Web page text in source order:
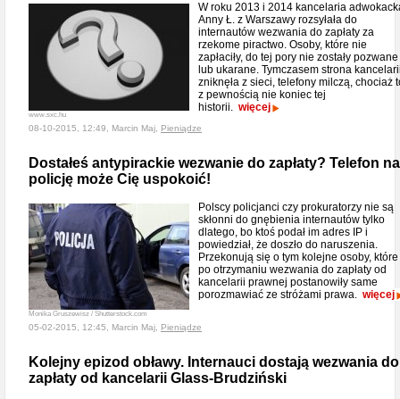
www.sxc.hu
W roku 2013 i 2014 kancelaria
Anny Ł. z Warszawy rozsyłała do
internautów wezwania do zapłaty za
rzekome piractwo. Osoby, które nie
zapłaciły, do tej pory nie zostały pozwane
lub ukarane. Tymczasem strona
zniknęła z sieci, telefony milczą, chociaż
z pewnością nie koniec tej
historii. więcej
08-10-2015, 12:49, Marcin Maj, Pieniądze
Dostałeś antypirackie wezwanie do zapłaty? Telefon na
policję może Cię uspokoić!
Monika Gruszewisz / Shutterstock.com
Polscy policjanci czy prokuratorzy nie są
skłonni do gnębienia internautów tylko
dlatego, bo ktoś podał im adres IP i
powiedział, że doszło do naruszenia.
Przekonują się o tym kolejne osoby, które
po otrzymaniu wezwania do zapłaty od
kancelarii prawnej postanowiły same
porozmawiać ze stróżami prawa. więcej
05-02-2015, 12:45, Marcin Maj, Pieniądze
Kolejny epizod obławy. Internauci dostają wezwania do
zapłaty od kancelarii Glass-Brudziński